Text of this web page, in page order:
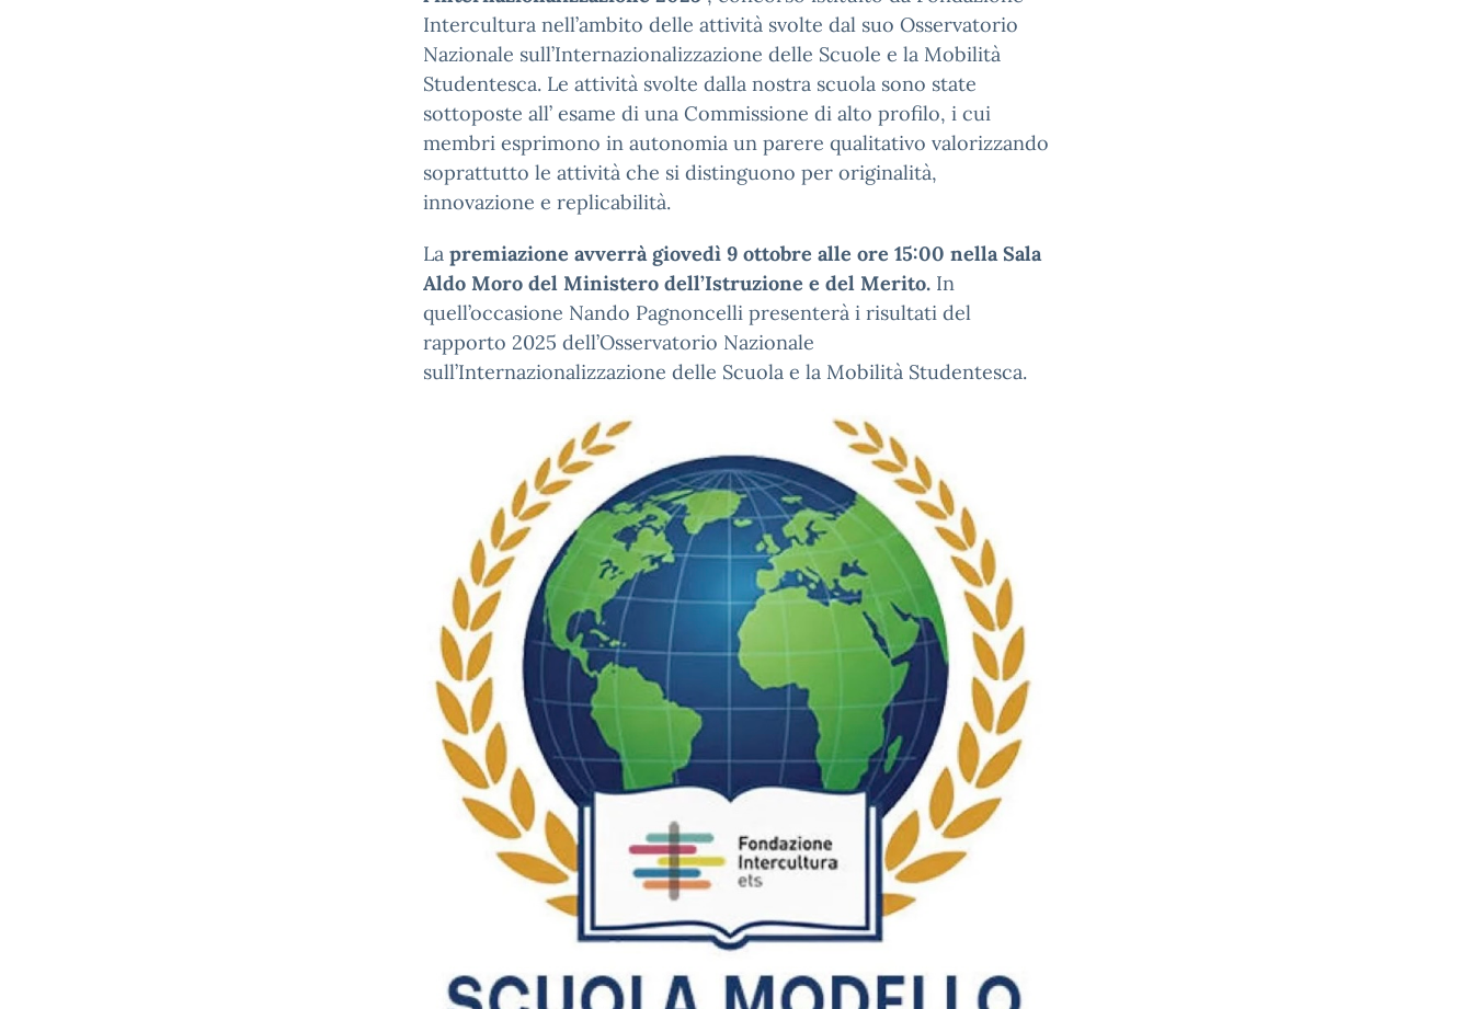
Intercultura nell’ambito delle attività svolte dal suo Osservatorio
Nazionale sull’Internazionalizzazione delle Scuole e la Mobilità
Studentesca. Le attività svolte dalla nostra scuola sono state
sottoposte all’ esame di una Commissione di alto profilo, i cui
membri esprimono in autonomia un parere qualitativo valorizzando
soprattutto le attività che si distinguono per originalità,
innovazione e replicabilità.
La premiazione avverrà giovedì 9 ottobre alle ore 15:00 nella Sala
Aldo Moro del Ministero dell’Istruzione e del Merito. In
quell’occasione Nando Pagnoncelli presenterà i risultati del
rapporto 2025 dell’Osservatorio Nazionale
sull’Internazionalizzazione delle Scuola e la Mobilità Studentesca.